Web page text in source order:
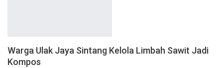
Warga Ulak Jaya Sintang Kelola Limbah Sawit Jadi
Kompos